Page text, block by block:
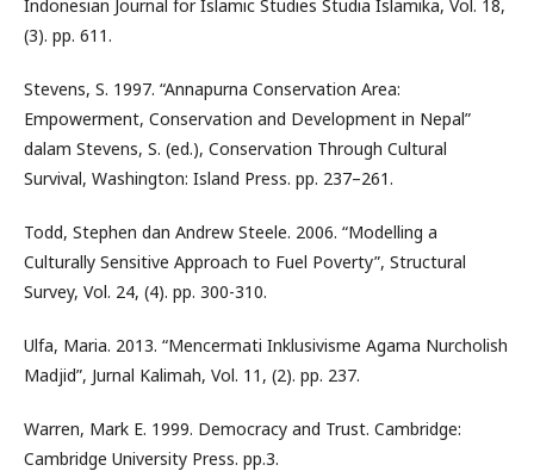
Indonesian Journal for Islamic Studies Studia Islamika, Vol. 18,
(3). pp. 611.
Stevens, S. 1997. “Annapurna Conservation Area:
Empowerment, Conservation and Development in Nepal”
dalam Stevens, S. (ed.), Conservation Through Cultural
Survival, Washington: Island Press. pp. 237–261.
Todd, Stephen dan Andrew Steele. 2006. “Modelling a
Culturally Sensitive Approach to Fuel Poverty”, Structural
Survey, Vol. 24, (4). pp. 300-310.
Ulfa, Maria. 2013. “Mencermati Inklusivisme Agama Nurcholish
Madjid”, Jurnal Kalimah, Vol. 11, (2). pp. 237.
Warren, Mark E. 1999. Democracy and Trust. Cambridge:
Cambridge University Press. pp.3.